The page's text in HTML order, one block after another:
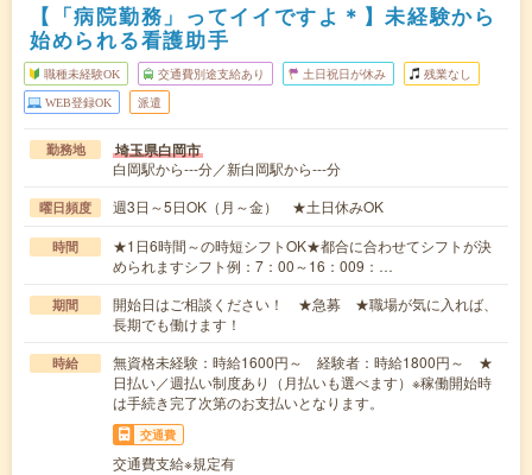
【「病院勤務」ってイイですよ＊】未経験から
始められる看護助手
職種未経験OK 交通費別途支給あり 土日祝日が休み 残業なし
WEB登録OK 派遣
勤務地 埼玉県白岡市
白岡駅から---分／新白岡駅から---分
曜日頻度 週3日～5日OK（月～金） ★土日休みOK
時間
★1日6時間～の時短シフトOK★都合に合わせてシフトが決
められますシフト例：7：00～16：009：…
期間
開始日はご相談ください！ ★急募 ★職場が気に入れば、
長期でも働けます！
時給
無資格未経験：時給1600円～ 経験者：時給1800円～ ★
日払い／週払い制度あり（月払いも選べます）※稼働開始時
は手続き完了次第のお支払いとなります。
交通費
交通費支給※規定有